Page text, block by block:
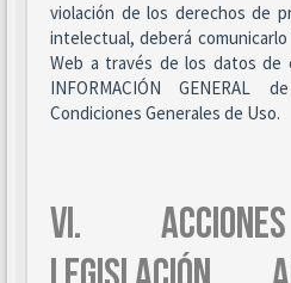
violación de los derechos de
intelectual, deberá
Web a través de los datos de
INFORMACIÓN
Condiciones Generales de Uso.
VI.